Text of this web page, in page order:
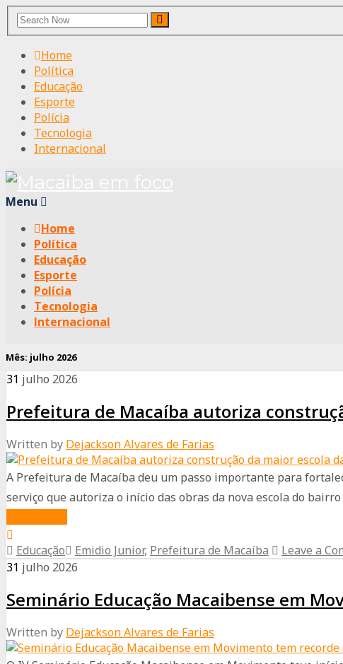
Search
for:
Search
Home
Política
Educação
Esporte
Polícia
Tecnologia
Internacional
Menu
Home
Política
Educação
Esporte
Polícia
Tecnologia
Internacional
Mês: julho 2026
31 julho 2026
Prefeitura de Macaíba autoriza
Written by Dejackson Alvares de Farias
A Prefeitura de Macaíba deu um passo importante para
serviço que autoriza o início das obras da nova escola do bairro
de
Macaíba
autoriza
da
maior
Educação Emidio Junior, Prefeitura de Macaíba
Leave a
31 julho 2026
Seminário Educação Macaibense em
Written by Dejackson Alvares de Farias